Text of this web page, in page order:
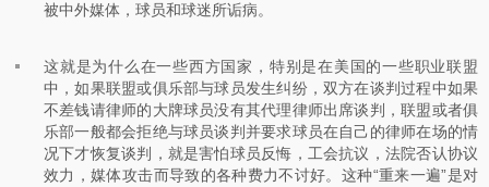
被中外媒体，球员和球迷所诟病。
这就是为什么在一些西方国家，特别是在美国的一些职业联盟
中，如果联盟或俱乐部与球员发生纠纷，双方在谈判过程中如果
不差钱请律师的大牌球员没有其代理律师出席谈判，联盟或者俱
乐部一般都会拒绝与球员谈判并要求球员在自己的律师在场的情
况下才恢复谈判，就是害怕球员反悔，工会抗议，法院否认协议
效力，媒体攻击而导致的各种费力不讨好。这种“重来一遍”是对